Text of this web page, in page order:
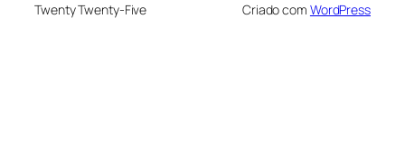
Twenty Twenty-Five Criado com WordPress